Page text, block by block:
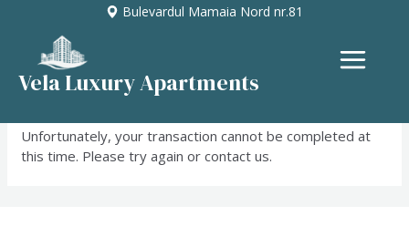
content
Bulevardul Mamaia Nord nr.81
Vela Luxury Apartments
MAIN
Unfortunately, your transaction cannot be completed at
this time. Please try again or contact us.